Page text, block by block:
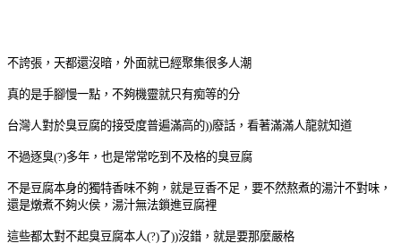
不誇張，天都還沒暗，外面就已經聚集很多人潮
真的是手腳慢一點，不夠機靈就只有痴等的分
台灣人對於臭豆腐的接受度普遍滿高的))廢話，看著滿滿人龍就知道
不過逐臭(?)多年，也是常常吃到不及格的臭豆腐
不是豆腐本身的獨特香味不夠，就是豆香不足，要不然熬煮的湯汁不對味，
還是燉煮不夠火侯，湯汁無法鎖進豆腐裡
這些都太對不起臭豆腐本人(?)了))沒錯，就是要那麼嚴格